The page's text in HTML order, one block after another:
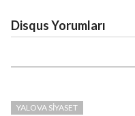
Disqus Yorumları
YALOVA SIYASET